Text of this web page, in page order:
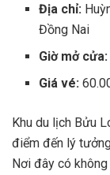
Địa chỉ:
Đồng Nai
Giờ mở cửa:
Giá vé:
Khu du lịch Bửu
điểm đến lý
Nơi đây có